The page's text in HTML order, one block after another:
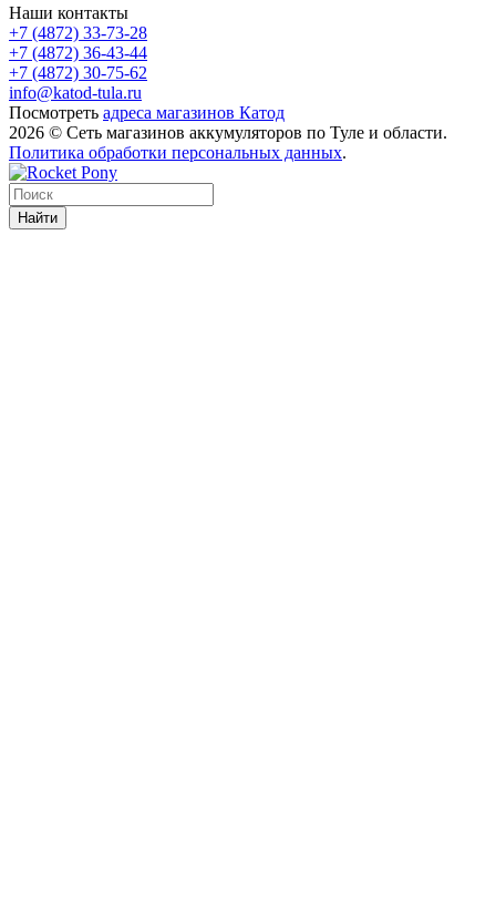
Наши контакты
+7 (4872) 33-73-28
+7 (4872) 36-43-44
+7 (4872) 30-75-62
info@katod-tula.ru
Посмотреть адреса магазинов Катод
2026 © Сеть магазинов аккумуляторов по Туле и области.
Политика обработки персональных данных.
Найти